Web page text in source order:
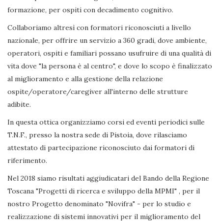
formazione, per ospiti con decadimento cognitivo.
Collaboriamo altresì con formatori riconosciuti a livello
nazionale, per offrire un servizio a 360 gradi, dove ambiente,
operatori, ospiti e familiari possano usufruire di una qualità di
vita dove "la persona è al centro", e dove lo scopo è finalizzato
al miglioramento e alla gestione della relazione
ospite/operatore/caregiver all'interno delle strutture
adibite.
In questa ottica organizziamo corsi ed eventi periodici sulle
T.N.F., presso la nostra sede di Pistoia, dove rilasciamo
attestato di partecipazione riconosciuto dai formatori di
riferimento.
Nel 2018 siamo risultati aggiudicatari del Bando della Regione
Toscana "Progetti di ricerca e sviluppo della MPMI" , per il
nostro Progetto denominato "Novifra" - per lo studio e
realizzazione di sistemi innovativi per il miglioramento del